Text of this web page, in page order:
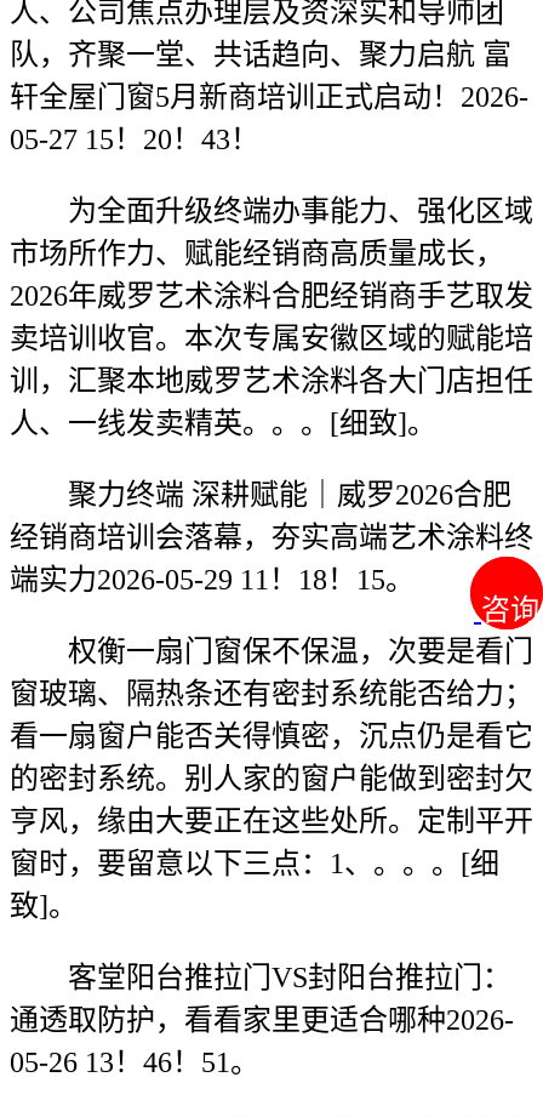
咨询
咨询
人、公司焦点办理层及资深实和导师团
队，齐聚一堂、共话趋向、聚力启航 富
轩全屋门窗5月新商培训正式启动！2026-
05-27 15！20！43！
为全面升级终端办事能力、强化区域
市场所作力、赋能经销商高质量成长，
2026年威罗艺术涂料合肥经销商手艺取发
卖培训收官。本次专属安徽区域的赋能培
训，汇聚本地威罗艺术涂料各大门店担任
人、一线发卖精英。。。[细致]。
聚力终端 深耕赋能｜威罗2026合肥
经销商培训会落幕，夯实高端艺术涂料终
端实力2026-05-29 11！18！15。
权衡一扇门窗保不保温，次要是看门
窗玻璃、隔热条还有密封系统能否给力；
看一扇窗户能否关得慎密，沉点仍是看它
的密封系统。别人家的窗户能做到密封欠
亨风，缘由大要正在这些处所。定制平开
窗时，要留意以下三点：1、。。。[细
致]。
客堂阳台推拉门VS封阳台推拉门：
通透取防护，看看家里更适合哪种2026-
05-26 13！46！51。